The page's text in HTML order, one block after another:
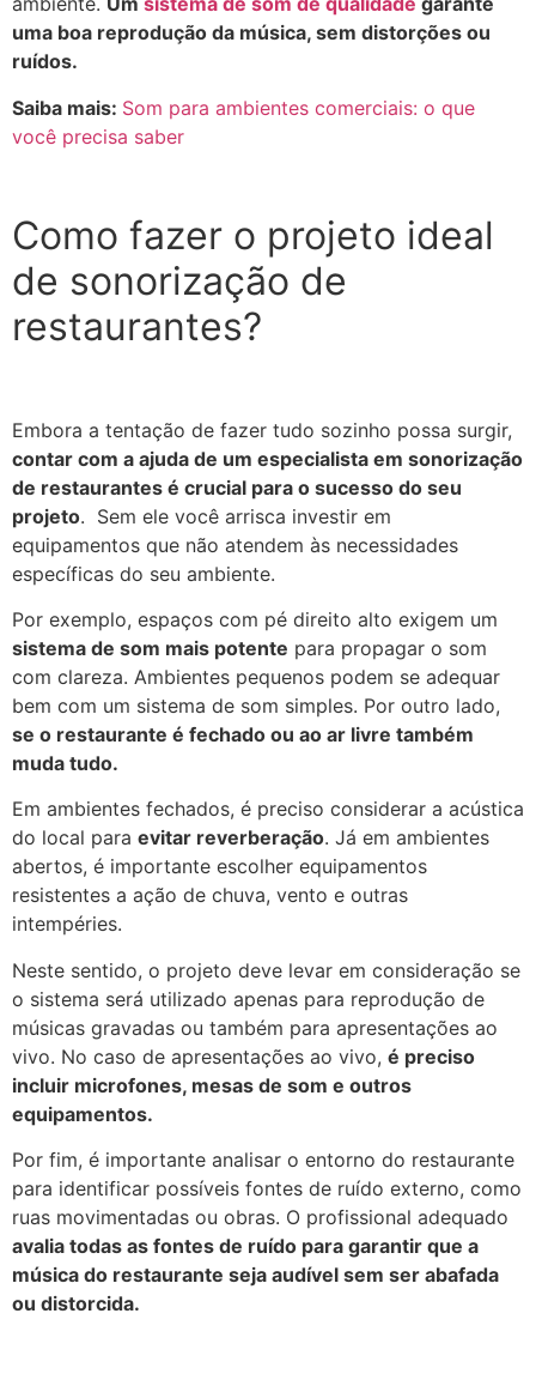
uma boa reprodução da música, sem distorções ou
ruídos.
Saiba mais: Som para ambientes comerciais: o que
você precisa saber
Como fazer o projeto ideal
de sonorização de
restaurantes?
Embora a tentação de fazer tudo sozinho possa surgir,
contar com a ajuda de um especialista em sonorização
de restaurantes é crucial para o sucesso do seu
projeto. Sem ele você arrisca investir em
equipamentos que não atendem às necessidades
específicas do seu ambiente.
Por exemplo, espaços com pé direito alto exigem um
sistema de som mais potente para propagar o som
com clareza. Ambientes pequenos podem se adequar
bem com um sistema de som simples. Por outro lado,
se o restaurante é fechado ou ao ar livre também
muda tudo.
Em ambientes fechados, é preciso considerar a acústica
do local para evitar reverberação. Já em ambientes
abertos, é importante escolher equipamentos
resistentes a ação de chuva, vento e outras
intempéries.
Neste sentido, o projeto deve levar em consideração se
o sistema será utilizado apenas para reprodução de
músicas gravadas ou também para apresentações ao
vivo. No caso de apresentações ao vivo, é preciso
incluir microfones, mesas de som e outros
equipamentos.
Por fim, é importante analisar o entorno do restaurante
para identificar possíveis fontes de ruído externo, como
ruas movimentadas ou obras. O profissional adequado
avalia todas as fontes de ruído para garantir que a
música do restaurante seja audível sem ser abafada
ou distorcida.